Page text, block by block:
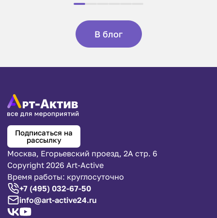
В блог
Подписаться на
рассылку
Москва, Егорьевский проезд, 2А стр. 6
Copyright 2026 Art-Active
Время работы: круглосуточно
+7 (495) 032-67-50
info@art-active24.ru